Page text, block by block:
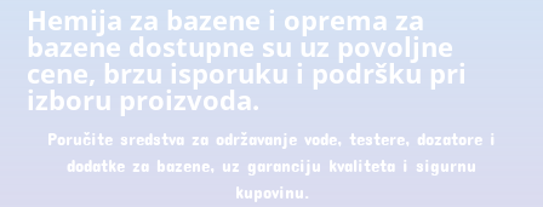
Hemija za bazene i oprema za
bazene dostupne su uz povoljne
cene, brzu isporuku i podršku pri
izboru proizvoda.
Poručite sredstva za održavanje vode, testere, dozatore i
dodatke za bazene, uz garanciju kvaliteta i sigurnu
kupovinu.